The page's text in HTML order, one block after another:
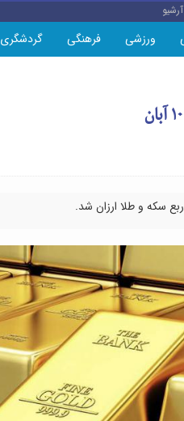
آرشیو
ورزشی فرهنگی گردشگری
سکه و طلا ارزان شد.